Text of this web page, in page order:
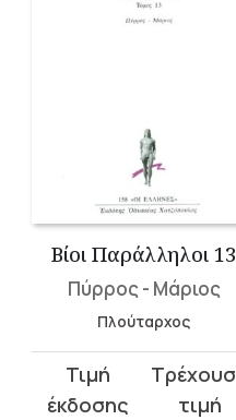
Βίοι Παράλληλοι 13
Πύρρος - Μάριος
Πλούταρχος
Original
price
Current
price